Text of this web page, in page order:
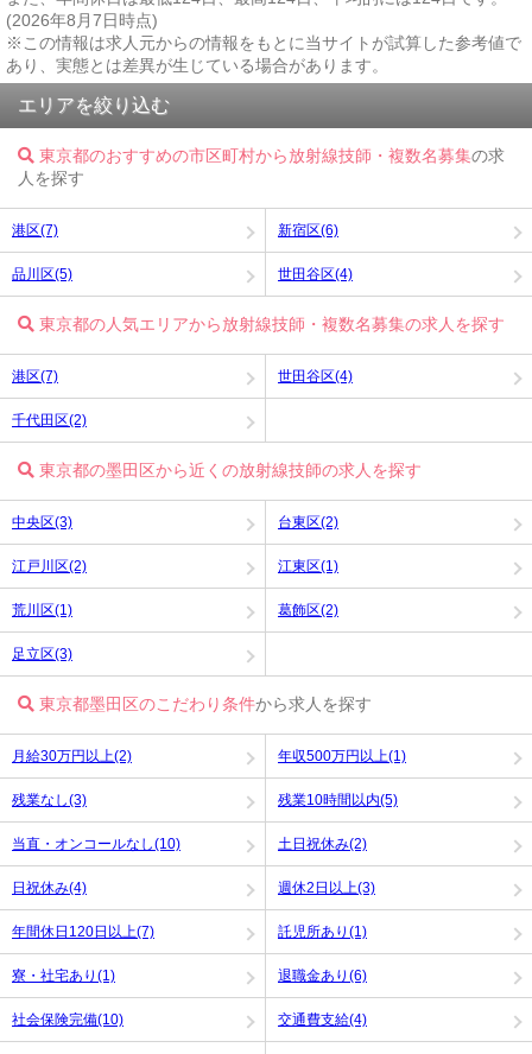
(2026年8月7日時点)
※この情報は求人元からの情報をもとに当サイトが試算した参考値で
あり、実態とは差異が生じている場合があります。
エリアを絞り込む
東京都のおすすめの市区町村から放射線技師・複数名募集の求
人を探す
港区(7) 新宿区(6)
品川区(5) 世田谷区(4)
東京都の人気エリアから放射線技師・複数名募集の求人を探す
港区(7) 世田谷区(4)
千代田区(2)
東京都の墨田区から近くの放射線技師の求人を探す
中央区(3) 台東区(2)
江戸川区(2) 江東区(1)
荒川区(1) 葛飾区(2)
足立区(3)
東京都墨田区のこだわり条件から求人を探す
月給30万円以上(2) 年収500万円以上(1)
残業なし(3) 残業10時間以内(5)
当直・オンコールなし(10) 土日祝休み(2)
日祝休み(4) 週休2日以上(3)
年間休日120日以上(7) 託児所あり(1)
寮・社宅あり(1) 退職金あり(6)
社会保険完備(10) 交通費支給(4)